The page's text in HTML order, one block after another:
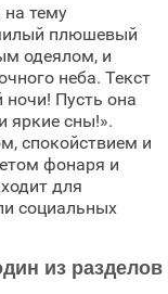
на тему
плюшевый
одеялом, и
неба. Текст
ночи! Пусть она
яркие сны!».
спокойствием и
фонаря и
для
социальных
из разделов